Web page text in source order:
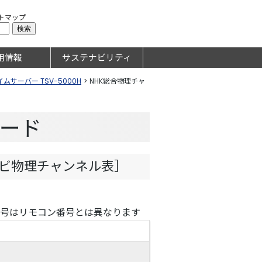
マップ
情報 サステナビリティ
ムサーバー TSV-5000H > NHK総合物理チャ
ド
理チャンネル表］
はリモコン番号とは異なります